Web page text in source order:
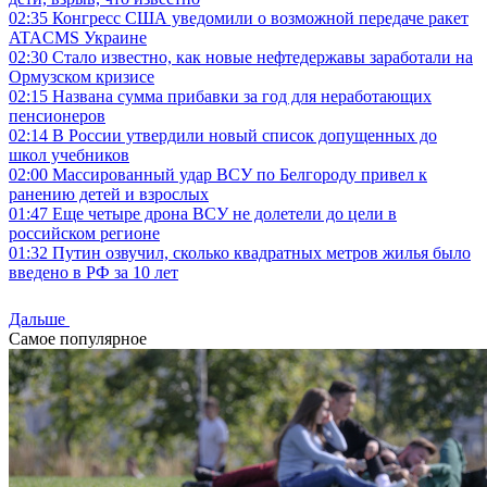
02:35 Конгресс США уведомили о возможной передаче ракет
ATACMS Украине
02:30 Стало известно, как новые нефтедержавы заработали на
Ормузском кризисе
02:15 Названа сумма прибавки за год для неработающих
пенсионеров
02:14 В России утвердили новый список допущенных до
школ учебников
02:00 Массированный удар ВСУ по Белгороду привел к
ранению детей и взрослых
01:47 Еще четыре дрона ВСУ не долетели до цели в
российском регионе
01:32 Путин озвучил, сколько квадратных метров жилья было
введено в РФ за 10 лет
Дальше
Самое популярное